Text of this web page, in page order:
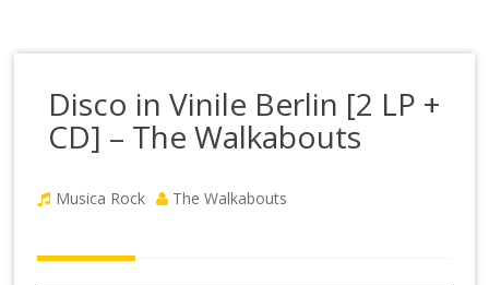
Disco in Vinile Berlin [2 LP +
CD] – The Walkabouts
Musica Rock The Walkabouts